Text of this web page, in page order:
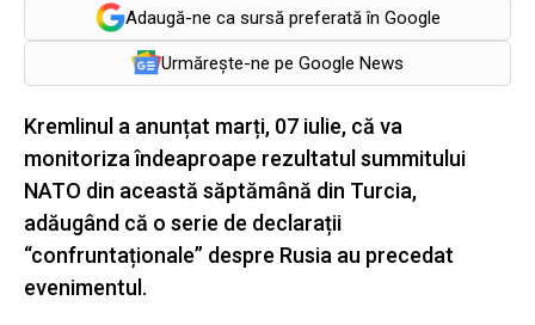
Adaugă-ne ca sursă preferată în Google
Urmărește-ne pe Google News
Kremlinul a anunțat marți, 07 iulie, că va
monitoriza îndeaproape rezultatul summitului
NATO din această săptămână din Turcia,
adăugând că o serie de declarații
“confruntaționale” despre Rusia au precedat
evenimentul.